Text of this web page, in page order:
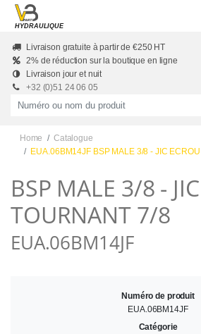
Skip to main content
HYDRAULIQUE
Livraison gratuite à partir de €250 HT
2% de réduction sur la boutique en ligne
Livraison jour et nuit
+32 (0)51 24 06 05
Productnummer of naam
Home
Catalogue
EUA.06BM14JF BSP MALE 3/8 - JIC
BSP MALE 3/8 -
TOURNANT 7/8
EUA.06BM14JF
Numéro de produit
EUA.06BM14JF
Catégorie